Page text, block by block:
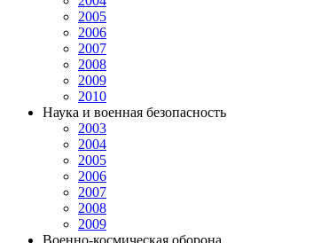
2005
2006
2007
2008
2009
2010
Наука и военная безопасность
2003
2004
2005
2006
2007
2008
2009
Военно-космическая оборона